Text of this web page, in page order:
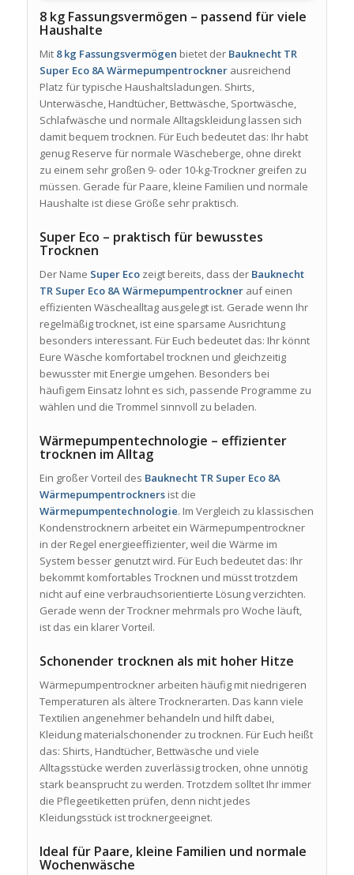
8 kg Fassungsvermögen – passend für viele
Haushalte
Mit 8 kg Fassungsvermögen bietet der Bauknecht TR
Super Eco 8A Wärmepumpentrocknerausreichend
Platz für typische Haushaltsladungen. Shirts,
Unterwäsche, Handtücher, Bettwäsche, Sportwäsche,
Schlafwäsche und normale Alltagskleidung lassen sich
damit bequem trocknen. Für Euch bedeutet das: Ihr habt
genug Reserve für normale Wäscheberge, ohne direkt
zu einem sehr großen 9- oder 10-kg-Trockner greifen zu
müssen. Gerade für Paare, kleine Familien und normale
Haushalte ist diese Größe sehr praktisch.
Super Eco – praktisch für bewusstes
Trocknen
Der Name Super Ecozeigt bereits, dass der Bauknecht
TR Super Eco 8A Wärmepumpentrocknerauf einen
effizienten Wäschealltag ausgelegt ist. Gerade wenn Ihr
regelmäßig trocknet, ist eine sparsame Ausrichtung
besonders interessant. Für Euch bedeutet das: Ihr könnt
Eure Wäsche komfortabel trocknen und gleichzeitig
bewusster mit Energie umgehen. Besonders bei
häufigem Einsatz lohnt es sich, passende Programme zu
wählen und die Trommel sinnvoll zu beladen.
Wärmepumpentechnologie – effizienter
trocknen im Alltag
Ein großer Vorteil des Bauknecht TR Super Eco 8A
Wärmepumpentrocknersist die
Wärmepumpentechnologie. Im Vergleich zu klassischen
Kondenstrocknern arbeitet ein Wärmepumpentrockner
in der Regel energieeffizienter, weil die Wärme im
System besser genutzt wird. Für Euch bedeutet das: Ihr
bekommt komfortables Trocknen und müsst trotzdem
nicht auf eine verbrauchsorientierte Lösung verzichten.
Gerade wenn der Trockner mehrmals pro Woche läuft,
ist das ein klarer Vorteil.
Schonender trocknen als mit hoher Hitze
Wärmepumpentrockner arbeiten häufig mit niedrigeren
Temperaturen als ältere Trocknerarten. Das kann viele
Textilien angenehmer behandeln und hilft dabei,
Kleidung materialschonender zu trocknen. Für Euch heißt
das: Shirts, Handtücher, Bettwäsche und viele
Alltagsstücke werden zuverlässig trocken, ohne unnötig
stark beansprucht zu werden. Trotzdem solltet Ihr immer
die Pflegeetiketten prüfen, denn nicht jedes
Kleidungsstück ist trocknergeeignet.
Ideal für Paare, kleine Familien und normale
Wochenwäsche